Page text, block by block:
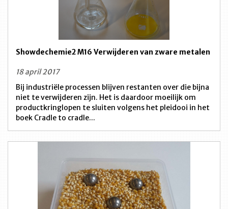
Showdechemie2 M16 Verwijderen van zware metalen
18 april 2017
Bij industriële processen blijven restanten over die bijna
niet te verwijderen zijn. Het is daardoor moeilijk om
productkringlopen te sluiten volgens het pleidooi in het
boek Cradle to cradle...